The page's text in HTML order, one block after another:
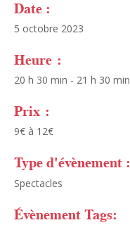
Date :
5 octobre 2023
Heure :
20 h 30 min - 21 h 30 min
Prix :
9€ à 12€
Type d'évènement :
Spectacles
Évènement Tags: